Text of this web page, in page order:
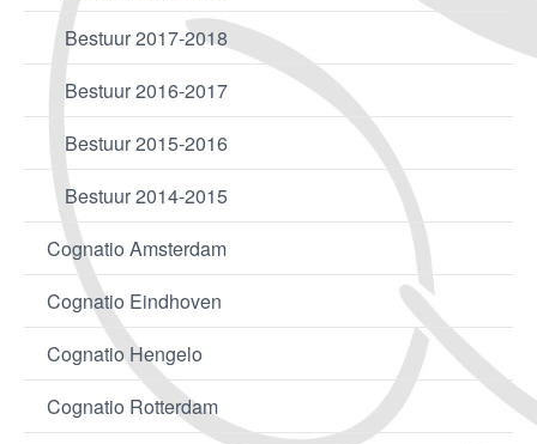
Bestuur 2017-2018
Bestuur 2016-2017
Bestuur 2015-2016
Bestuur 2014-2015
Cognatio Amsterdam
Cognatio Eindhoven
Cognatio Hengelo
Cognatio Rotterdam